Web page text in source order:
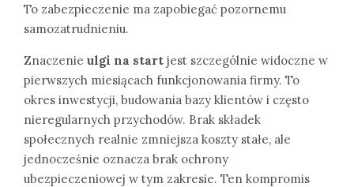
To zabezpieczenie ma zapobiegać pozornemu
samozatrudnieniu.
Znaczenie ulgi na start jest szczególnie widoczne w
pierwszych miesiącach funkcjonowania firmy. To
okres inwestycji, budowania bazy klientów i często
nieregularnych przychodów. Brak składek
społecznych realnie zmniejsza koszty stałe, ale
jednocześnie oznacza brak ochrony
ubezpieczeniowej w tym zakresie. Ten kompromis